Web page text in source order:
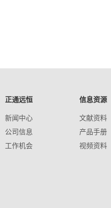
正通远恒
新闻中心
公司信息
工作机会
信息资源
文献资料
产品手册
视频资料